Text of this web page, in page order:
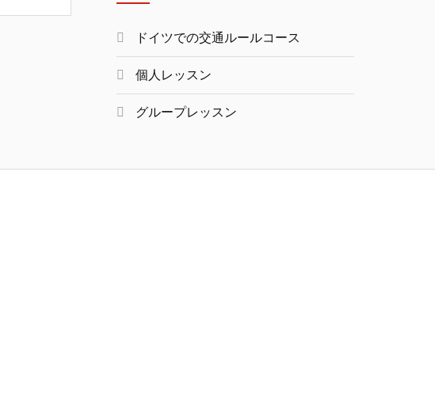
ドイツでの交通ルールコース
個人レッスン
グループレッスン